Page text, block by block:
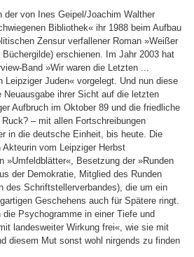
der von Ines Geipel/Joachim Walther
Bibliothek« ihr 1988 beim Aufbau
Zensur verfallener Roman »Weißer
erschienen. Im Jahr 2003 hat
Band »Wir waren die Letzten ...
Leipziger Juden« vorgelegt. Und nun diese
ihrer Sicht auf die letzten
Aufbruch im Oktober 89 und die friedliche
– mit allen Fortschreibungen
in die deutsche Einheit, bis heute. Die
vom Leipziger Herbst
»Umfeldblätter«, Besetzung der »Runden
der Demokratie, Mitglied des Runden
des Schriftstellerverbandes), die um ein
Geschehens auch für Spätere ringt.
Psychogramme in einer Tiefe und
landesweiter Wirkung frei«, wie sie mit
diesem Mut sonst wohl nirgends zu finden